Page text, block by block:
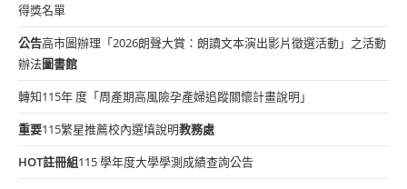
得獎名單
公告高市圖辦理「2026朗聲大賞：朗讀文本演出影片徵選活動」之活動
辦法圖書館
轉知115年 度「周產期高風險孕產婦追蹤關懷計畫說明」
重要115繁星推薦校內選填說明教務處
HOT註冊組115 學年度大學學測成績查詢公告